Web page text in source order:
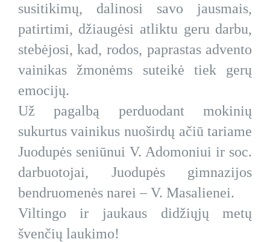
susitikimų, dalinosi savo jausmais,
patirtimi, džiaugėsi atliktu geru darbu,
stebėjosi, kad, rodos, paprastas advento
vainikas žmonėms suteikė tiek gerų
emocijų.
Už pagalbą perduodant mokinių
sukurtus vainikus nuoširdų ačiū tariame
Juodupės seniūnui V. Adomoniui ir soc.
darbuotojai, Juodupės gimnazijos
bendruomenės narei – V. Masalienei.
Viltingo ir jaukaus didžiųjų metų
švenčių laukimo!